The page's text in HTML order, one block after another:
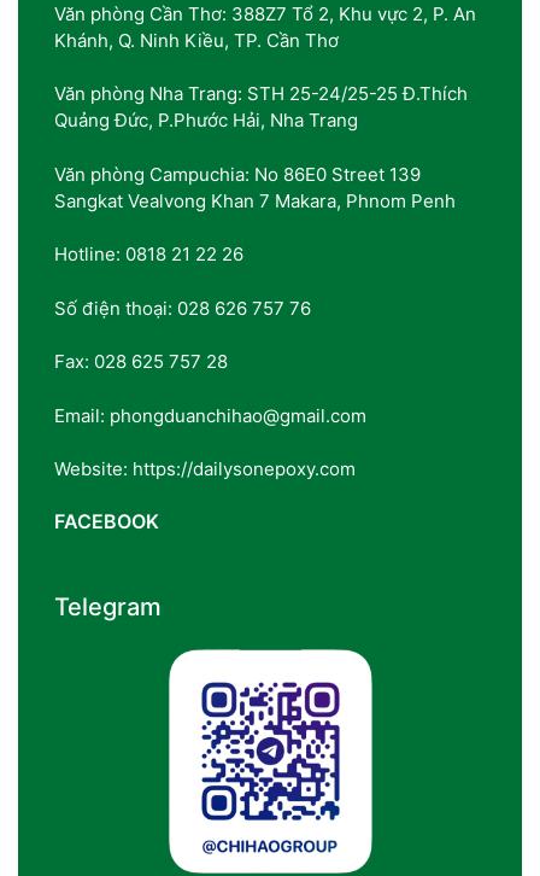
Văn phòng Cần Thơ: 388Z7 Tổ 2, Khu vực 2, P. An
Khánh, Q. Ninh Kiều, TP. Cần Thơ
Văn phòng Nha Trang: STH 25-24/25-25 Đ.Thích
Quảng Đức, P.Phước Hải, Nha Trang
Văn phòng Campuchia: No 86E0 Street 139
Sangkat Vealvong Khan 7 Makara, Phnom Penh
Hotline: 0818 21 22 26
Số điện thoại: 028 626 757 76
Fax: 028 625 757 28
Email: phongduanchihao@gmail.com
Website: https://dailysonepoxy.com
FACEBOOK
Telegram